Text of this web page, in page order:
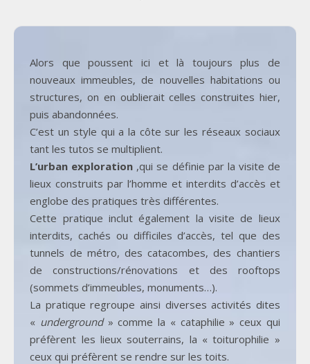
Alors que poussent ici et là toujours plus de
nouveaux immeubles, de nouvelles habitations ou
structures, on en oublierait celles construites hier,
puis abandonnées.
C’est un style qui a la côte sur les réseaux sociaux
tant les tutos se multiplient.
L’urban exploration ,qui se définie par la visite de
lieux construits par l’homme et interdits d’accès et
englobe des pratiques très différentes.
Cette pratique inclut également la visite de lieux
interdits, cachés ou difficiles d’accès, tel que des
tunnels de métro, des catacombes, des chantiers
de constructions/rénovations et des rooftops
(sommets d’immeubles, monuments…).
La pratique regroupe ainsi diverses activités dites
« underground» comme la « cataphilie » ceux qui
préfèrent les lieux souterrains, la « toiturophilie »
ceux qui préfèrent se rendre sur les toits.